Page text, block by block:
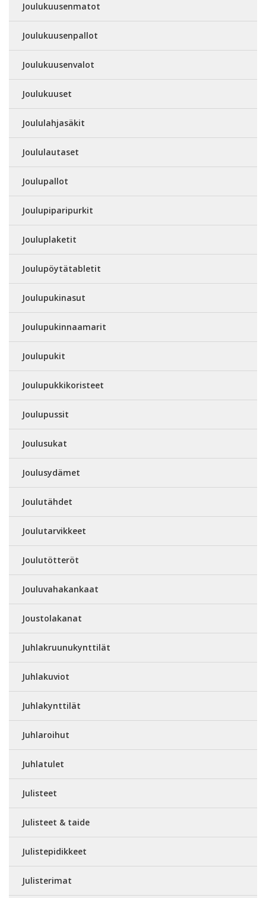
Joulukuusenmatot
Joulukuusenpallot
Joulukuusenvalot
Joulukuuset
Joululahjasäkit
Joululautaset
Joulupallot
Joulupiparipurkit
Jouluplaketit
Joulupöytätabletit
Joulupukinasut
Joulupukinnaamarit
Joulupukit
Joulupukkikoristeet
Joulupussit
Joulusukat
Joulusydämet
Joulutähdet
Joulutarvikkeet
Joulutötteröt
Jouluvahakankaat
Joustolakanat
Juhlakruunukynttilät
Juhlakuviot
Juhlakynttilät
Juhlaroihut
Juhlatulet
Julisteet
Julisteet & taide
Julistepidikkeet
Julisterimat